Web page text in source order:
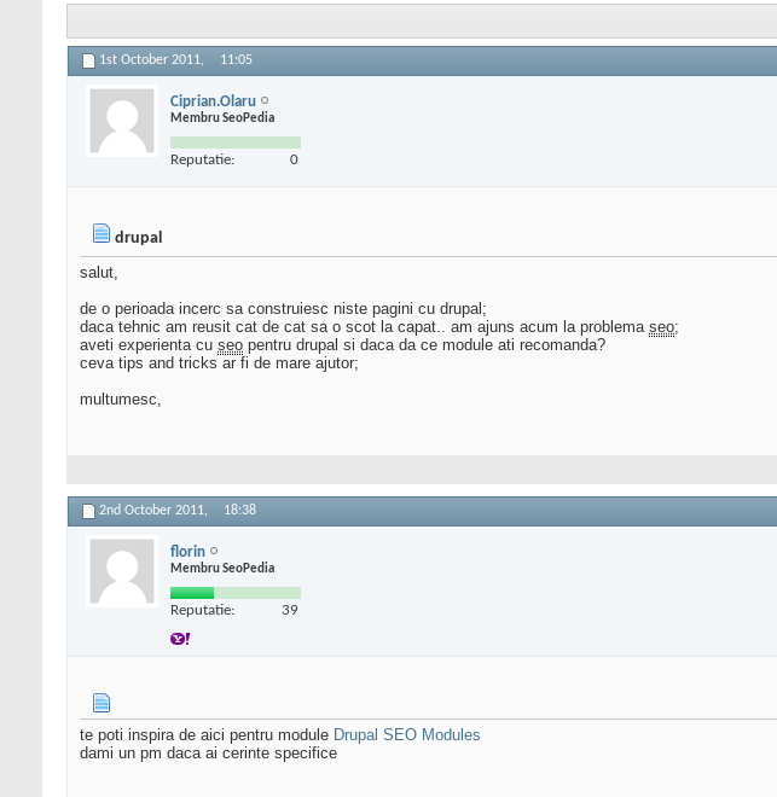
1st October 2011, 11:05
Ciprian.Olaru
Membru SeoPedia
Reputatie: 0
drupal
salut,
de o perioada incerc sa construiesc niste pagini cu drupal;
daca tehnic am reusit cat de cat sa o scot la capat.. am ajuns acum la problema seo;
aveti experienta cu seo pentru drupal si daca da ce module ati recomanda?
ceva tips and tricks ar fi de mare ajutor;
multumesc,
2nd October 2011, 18:38
florin
Membru SeoPedia
Reputatie: 39
te poti inspira de aici pentru module Drupal SEO Modules
dami un pm daca ai cerinte specifice